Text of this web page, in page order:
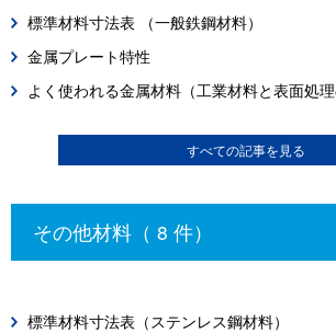
標準材料寸法表 （一般鉄鋼材料）
金属プレート特性
よく使われる金属材料（工業材料と表面処理
すべての記事を見る
その他材料（ 8 件）
標準材料寸法表（ステンレス鋼材料）